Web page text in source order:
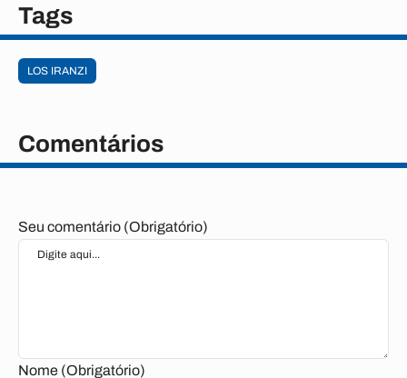
Tags
LOS IRANZI
Comentários
Seu comentário (Obrigatório)
Nome (Obrigatório)